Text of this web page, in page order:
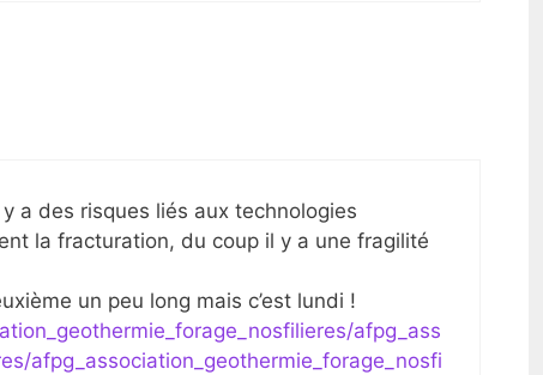
a des risques liés aux technologies
la fracturation, du coup il y a une fragilité
un peu long mais c’est lundi !
afpg_ass
afpg_association_geothermie_forage_nosfi